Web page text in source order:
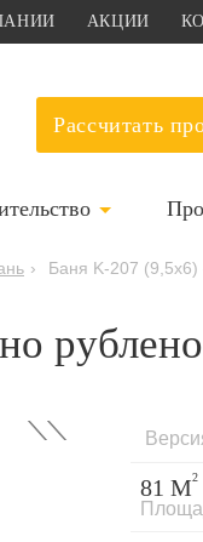
АКЦИИ
Рассчитать
› Баня K-207
› 81 М2